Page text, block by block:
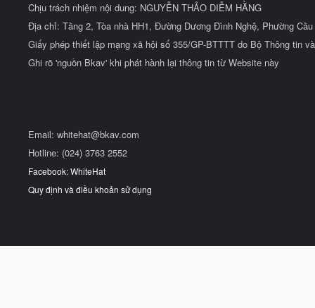
Chịu trách nhiệm nội dung: NGUYỄN THẢO DIỄM HẰNG
Địa chỉ: Tầng 2, Tòa nhà HH1, Đường Dương Đình Nghệ, Phường
Giấy phép thiết lập mạng xã hội số 355/GP-BTTTT do Bộ Thông tin
Ghi rõ 'nguồn Bkav' khi phát hành lại thông tin từ Website này
Email: whitehat@bkav.com
Hotline: (024) 3763 2552
Facebook: WhiteHat
Quy định và điều khoản sử dụng